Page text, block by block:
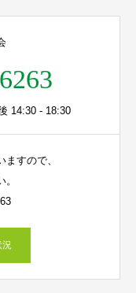
14:30 - 18:30
すので、
況